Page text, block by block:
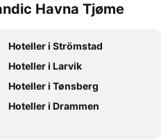
Havna Tjøme
Hoteller i Strömstad
Hoteller i Larvik
Hoteller i Tønsberg
Hoteller i Drammen